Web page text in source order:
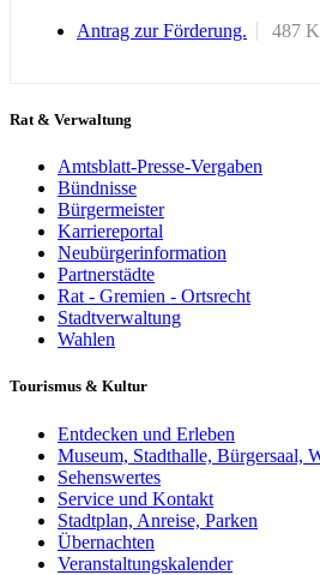
Antrag zur Förderung. 487
Rat & Verwaltung
Amtsblatt-Presse-Vergaben
Bündnisse
Bürgermeister
Karriereportal
Neubürgerinformation
Partnerstädte
Rat - Gremien - Ortsrecht
Stadtverwaltung
Wahlen
Tourismus & Kultur
Entdecken und Erleben
Museum, Stadthalle, Bürgersaal,
Sehenswertes
Service und Kontakt
Stadtplan, Anreise, Parken
Übernachten
Veranstaltungskalender